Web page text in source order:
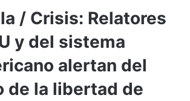
/ Crisis: Relatores
y del sistema
alertan del
de la libertad de